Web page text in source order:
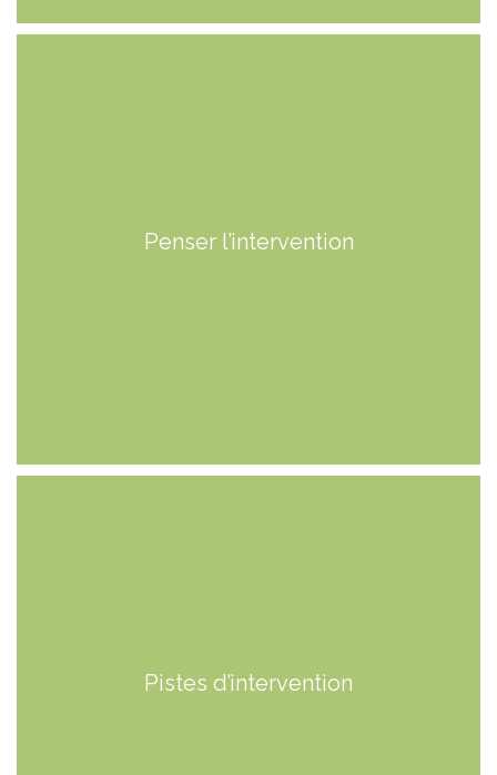
Penser l’intervention
Pistes d’intervention